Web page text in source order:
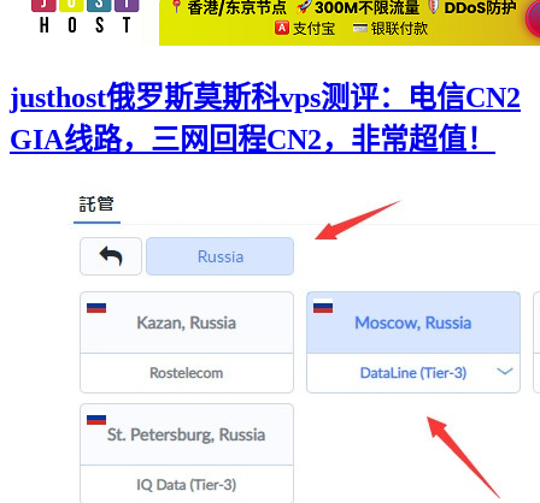
justhost俄罗斯莫斯科vps测评：电信CN2
GIA线路，三网回程CN2，非常超值！